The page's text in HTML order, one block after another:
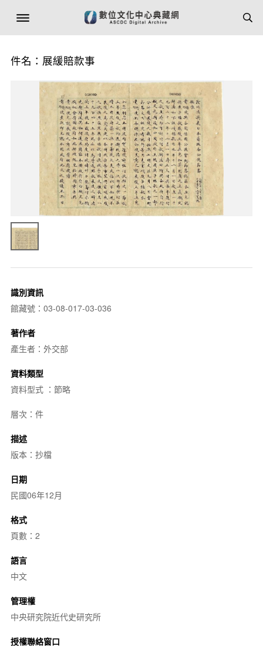
件名：展緩賠款事
識別資訊
館藏號：03-08-017-03-036
著作者
產生者：外交部
資料類型
資料型式 ：節略
層次：件
描述
版本：抄檔
日期
民國06年12月
格式
頁數：2
語言
中文
管理權
中央研究院近代史研究所
授權聯絡窗口